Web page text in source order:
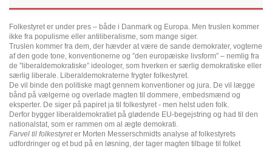
Folkestyret er under pres – både i Danmark og Europa. Men truslen kommer
ikke fra populisme eller antiliberalisme, som mange siger.
Truslen kommer fra dem, der hævder at være de sande demokrater, vogterne
af den gode tone, konventionerne og ”den europæiske livsform” – nemlig fra
de ”liberaldemokratiske” ideologer, som hverken er særlig demokratiske eller
særlig liberale. Liberaldemokraterne frygter folkestyret.
De vil binde den politiske magt gennem konventioner og jura. De vil lægge
bånd på vælgerne og overlade magten til dommere, embedsmænd og
eksperter. De siger på papiret ja til folkestyret - men helst uden folk.
Derfor bygger liberaldemokratiet på glødende EU-begejstring og had til den
nationalstat, som er rammen om al ægte demokrati.
Farvel til folkestyreter Morten Messerschmidts analyse af folkestyrets
udfordringer og et bud på en løsning, der tager magten tilbage til folket